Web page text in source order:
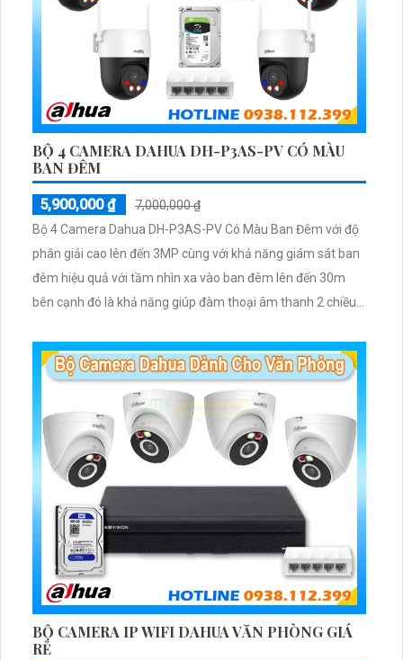
BỘ 4 CAMERA DAHUA DH-P3AS-PV CÓ MÀU
BAN ĐÊM
5,900,000 ₫
7,000,000 ₫
Bộ 4 Camera Dahua DH-P3AS-PV Có Màu Ban Đêm với độ
phân giải cao lên đến 3MP cùng với khả năng giám sát ban
đêm hiệu quả với tầm nhìn xa vào ban đêm lên đến 30m
bên cạnh đó là khả năng giúp đàm thoại âm thanh 2 chiều
BỘ CAMERA IP WIFI DAHUA VĂN PHÒNG GIÁ
RẺ